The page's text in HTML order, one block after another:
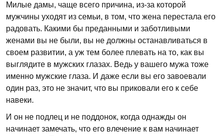
Милые дамы, чаще всего причина, из-за которой
мужчины уходят из семьи, в том, что жена перестала его
радовать. Какими бы преданными и заботливыми
женами вы не были, вы не должны останавливаться в
своем развитии, а уж тем более плевать на то, как вы
выглядите в мужских глазах. Ведь у вашего мужа тоже
именно мужские глаза. И даже если вы его завоевали
один раз, это не значит, что вы приковали его к себе
навеки.
И он не подлец и не поддонок, когда однажды он
начинает замечать, что его влечение к вам начинает